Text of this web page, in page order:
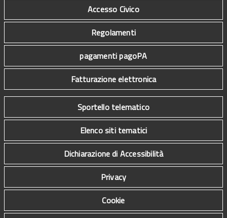
Accesso Civico
Regolamenti
pagamenti pagoPA
Fatturazione elettronica
Sportello telematico
Elenco siti tematici
Dichiarazione di Accessibilità
Privacy
Cookie